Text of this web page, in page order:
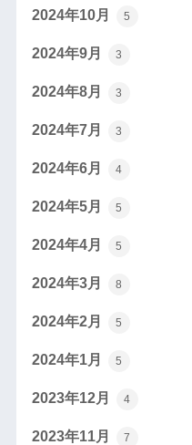
2024年10月 5
2024年9月 3
2024年8月 3
2024年7月 3
2024年6月 4
2024年5月 5
2024年4月 5
2024年3月 8
2024年2月 5
2024年1月 5
2023年12月 4
2023年11月 7